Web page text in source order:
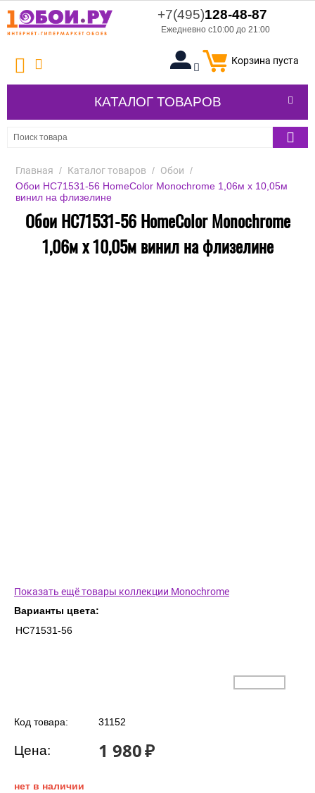
+7(495)128-48-87
Ежедневно с10:00 до 21:00
Корзина пуста
КАТАЛОГ ТОВАРОВ
Главная / Каталог товаров / Обои /
Обои HC71531-56 HomeColor Monochrome 1,06м х 10,05м
винил на флизелине
Обои HC71531-56 HomeColor Monochrome
1,06м х 10,05м винил на флизелине
Показать ещё товары коллекции Monochrome
Варианты цвета:
HC71531-56
Код товара: 31152
Цена: 1 980₽
нет в наличии